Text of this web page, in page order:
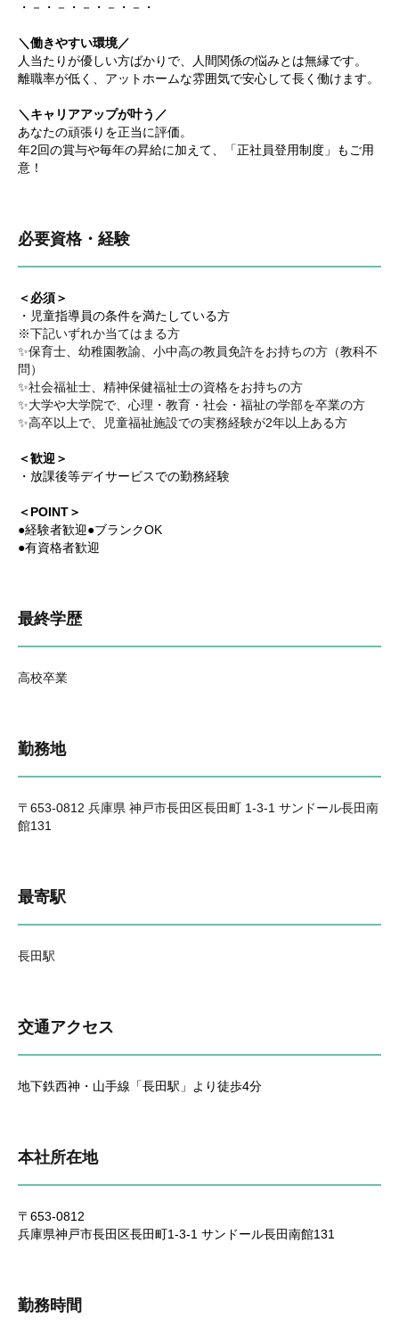
・－・－・－・－・－・
＼働きやすい環境／
人当たりが優しい方ばかりで、人間関係の悩みとは無縁です。
離職率が低く、アットホームな雰囲気で安心して長く働けます。
＼キャリアアップが叶う／
あなたの頑張りを正当に評価。
年2回の賞与や毎年の昇給に加えて、「正社員登用制度」もご用
意！
必要資格・経験
＜必須＞
・児童指導員の条件を満たしている方
※下記いずれか当てはまる方
✨保育士、幼稚園教諭、小中高の教員免許をお持ちの方（教科不
問）
✨社会福祉士、精神保健福祉士の資格をお持ちの方
✨大学や大学院で、心理・教育・社会・福祉の学部を卒業の方
✨高卒以上で、児童福祉施設での実務経験が2年以上ある方
＜歓迎＞
・放課後等デイサービスでの勤務経験
＜POINT＞
●経験者歓迎●ブランクOK
●有資格者歓迎
最終学歴
高校卒業
勤務地
〒653-0812 兵庫県 神戸市長田区長田町 1-3-1 サンドール長田南
館131
最寄駅
長田駅
交通アクセス
地下鉄西神・山手線「長田駅」より徒歩4分
本社所在地
〒653-0812
兵庫県神戸市長田区長田町1-3-1 サンドール長田南館131
勤務時間